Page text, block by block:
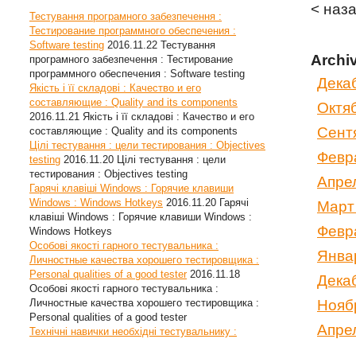
Тестування програмного забезпечення :
Тестирование программного обеспечения :
Software testing 2016.11.22 Тестування
програмного забезпечення : Тестирование
программного обеспечения : Software testing
Якість і її складові : Качество и его
составляющие : Quality and its components
2016.11.21 Якість і її складові : Качество и его
составляющие : Quality and its components
Цілі тестування : цели тестирования : Objectives
testing 2016.11.20 Цілі тестування : цели
тестирования : Objectives testing
Гарячі клавіші Windows : Горячие клавиши
Windows : Windows Hotkeys 2016.11.20 Гарячі
клавіші Windows : Горячие клавиши Windows :
Windows Hotkeys
Особові якості гарного тестувальника :
Личностные качества хорошего тестировщика :
Personal qualities of a good tester 2016.11.18
Особові якості гарного тестувальника :
Личностные качества хорошего тестировщика :
Personal qualities of a good tester
Технічні навички необхідні тестувальнику :
<